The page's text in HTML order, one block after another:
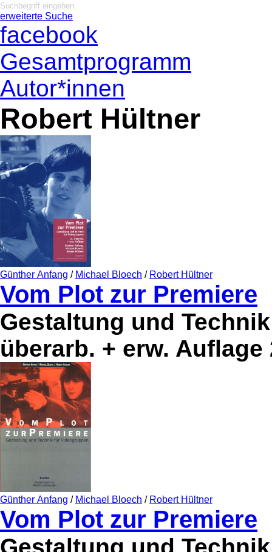
erweiterte Suche
facebook
Gesamtprogramm
Autor*innen
Robert Hültner
Günther Anfang / Michael Bloech / Robert Hültner
Vom Plot zur Premiere
Gestaltung und
überarb. + erw. Auflage
Günther Anfang / Michael Bloech / Robert Hültner
Vom Plot zur Premiere
Gestaltung und